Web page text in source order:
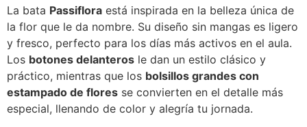
La bata Passiflora está inspirada en la belleza única de
la flor que le da nombre. Su diseño sin mangas es ligero
y fresco, perfecto para los días más activos en el aula.
Los botones delanteros le dan un estilo clásico y
práctico, mientras que los bolsillos grandes con
estampado de flores se convierten en el detalle más
especial, llenando de color y alegría tu jornada.